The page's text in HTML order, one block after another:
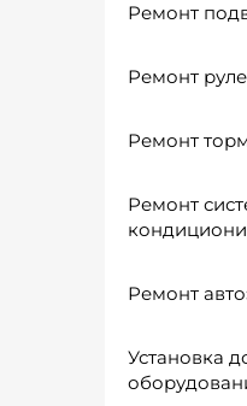
Ремонт
Ремонт
Ремонт
Ремонт
Ремонт
Установка